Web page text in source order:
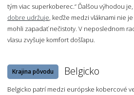
tým viac superkoberec.“ Ďalšou výhodou
dobre udržuje , keďže medzi vláknami nie
mohli zapadať nečistoty. V neposlednom
vlasu zvyšuje komfort došľapu.
Krajina pôvodu Belgicko
Belgicko patrí medzi európske kobercové